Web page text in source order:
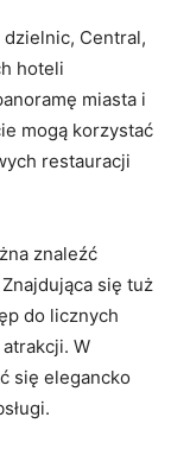
Central,
hoteli
miasta i⁢
mogą korzystać
restauracji
znaleźć
się tuż
do licznych
W
się elegancko